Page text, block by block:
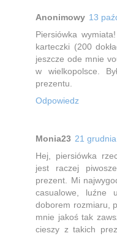
Anonimowy 13
Piersiówka
karteczki (200
jeszcze ode mnie
w wielkopolsce.
prezentu.
Odpowiedz
Monia23 21
Hej, piersiówka
jest raczej
prezent. Mi
casualowe, luźne
doborem rozmiaru,
mnie jakoś tak
cieszy z takich